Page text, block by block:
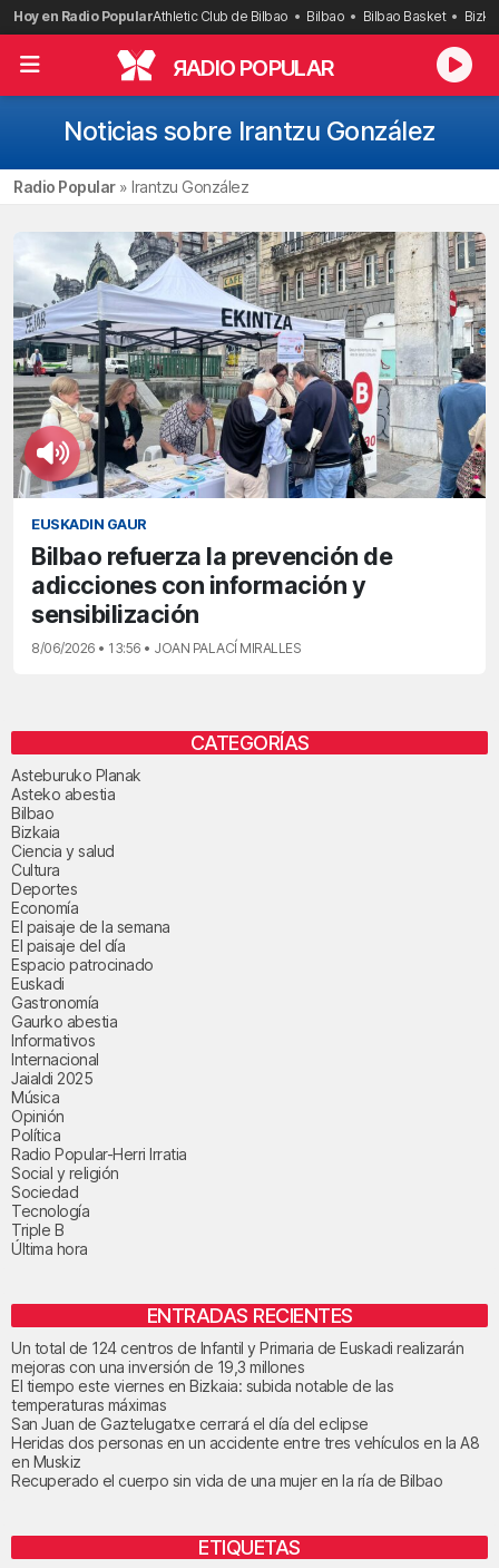
Saltar
al
contenido
Hoy en Radio PopularAthletic Club de Bilbao Bilbao Bilbao Basket
RADIO POPULAR
Noticias sobre Irantzu González
Radio Popular» Irantzu González
EUSKADIN GAUR
Bilbao refuerza la prevención de
adicciones con información y
sensibilización
8/06/2026 • 13:56 • JOAN PALACÍ MIRALLES
CATEGORÍAS
Asteburuko Planak
Asteko abestia
Bilbao
Bizkaia
Ciencia y salud
Cultura
Deportes
Economía
El paisaje de la semana
El paisaje del día
Espacio patrocinado
Euskadi
Gastronomía
Gaurko abestia
Informativos
Internacional
Jaialdi 2025
Música
Opinión
Política
Radio Popular-Herri Irratia
Social y religión
Sociedad
Tecnología
Triple B
Última hora
ENTRADAS RECIENTES
Un total de 124 centros de Infantil y Primaria de Euskadi realizarán
mejoras con una inversión de 19,3 millones
El tiempo este viernes en Bizkaia: subida notable de las
temperaturas máximas
San Juan de Gaztelugatxe cerrará el día del eclipse
Heridas dos personas en un accidente entre tres vehículos en la A8
en Muskiz
Recuperado el cuerpo sin vida de una mujer en la ría de Bilbao
ETIQUETAS